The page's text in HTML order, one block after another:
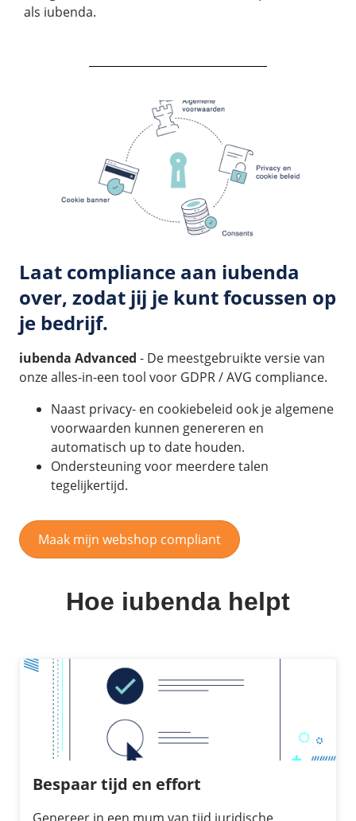
als iubenda.
Laat compliance aan iubenda
over, zodat jij je kunt focussen op
je bedrijf.
iubenda Advanced - De meestgebruikte versie van
onze alles-in-een tool voor GDPR / AVG compliance.
Naast privacy- en cookiebeleid ook je algemene
voorwaarden kunnen genereren en
automatisch up to date houden.
Ondersteuning voor meerdere talen
tegelijkertijd.
Maak mijn webshop compliant
Hoe iubenda helpt
Bespaar tijd en effort